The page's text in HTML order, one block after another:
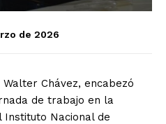
de 2026
Chávez, encabezó
de trabajo en la
Instituto Nacional de